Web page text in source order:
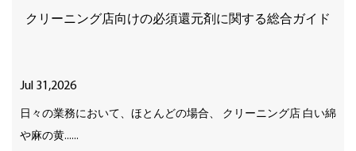
クリーニング店向けの必須還元剤に関する総合ガイド
Jul 31,2026
日々の業務において、ほとんどの場合、 クリーニング店 白い綿
や麻の黄......